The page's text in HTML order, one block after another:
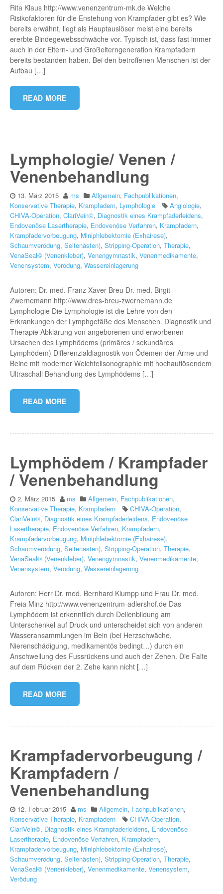
Rita Klaus http://www.venenzentrum-mk.de Welche
Risikofaktoren für die Enstehung von Krampfader gibt es? Wie
bereits erwähnt, liegt als Hauptauslöser meist eine bereits
ererbte Bindegewebsschwäche vor. Typisch ist, dass fast immer
auch in der Eltern- und Großelterngeneration Krampfadern
bereits bestanden haben. Bei den betroffenen Menschen ist der
Aufbau […]
READ MORE
Lymphologie/ Venen /
Venenbehandlung
13. März 2015 ms Allgemein, Fachpublikationen,
Konservative Therapie, Krampfadern, Lymphologie Angiologie,
CHIVA-Operation, ClariVein©, Diagnostik eines Krampfaderleidens,
Endovenöse Lasertherapie, Endovenöse Verfahren, Krampfadern,
Krampfadervorbeugung, Miniphlebektomie (Exhairese),
Schaumverödung, Seitenästen), Stripping-Operation, Therapie,
VenaSeal© (Venenkleber), Venengymnastik, Venenmedikamente,
Venensystem, Verödung, Wassereinlagerung
Autoren: Dr. med. Franz Xaver Breu Dr. med. Birgit
Zwernemann http://www.dres-breu-zwernemann.de
Lymphologie Die Lymphologie ist die Lehre von den
Erkrankungen der Lymphgefäße des Menschen. Diagnostik und
Therapie Abklärung von angeborenen und erworbenen
Ursachen des Lymphödems (primäres / sekundäres
Lymphödem) Differenzialdiagnostik von Ödemen der Arme und
Beine mit moderner Weichteilsonographie mit hochauflösendem
Ultraschall Behandlung des Lymphödems […]
READ MORE
Lymphödem / Krampfader
/ Venenbehandlung
2. März 2015 ms Allgemein, Fachpublikationen,
Konservative Therapie, Krampfadern CHIVA-Operation,
ClariVein©, Diagnostik eines Krampfaderleidens, Endovenöse
Lasertherapie, Endovenöse Verfahren, Krampfadern,
Krampfadervorbeugung, Miniphlebektomie (Exhairese),
Schaumverödung, Seitenästen), Stripping-Operation, Therapie,
VenaSeal© (Venenkleber), Venengymnastik, Venenmedikamente,
Venensystem, Verödung, Wassereinlagerung
Autoren: Herr Dr. med. Bernhard Klumpp und Frau Dr. med.
Freia Minz http://www.venenzentrum-adlershof.de Das
Lymphödem ist erkenntlich durch Dellenbildung am
Unterschenkel auf Druck und unterscheidet sich von anderen
Wasseransammlungen im Bein (bei Herzschwäche,
Nierenschädigung, medikamentös bedingt…) durch ein
Anschwellung des Fussrückens und auch der Zehen. Die Falte
auf dem Rücken der 2. Zehe kann nicht […]
READ MORE
Krampfadervorbeugung /
Krampfadern /
Venenbehandlung
12. Februar 2015 ms Allgemein, Fachpublikationen,
Konservative Therapie, Krampfadern CHIVA-Operation,
ClariVein©, Diagnostik eines Krampfaderleidens, Endovenöse
Lasertherapie, Endovenöse Verfahren, Krampfadern,
Krampfadervorbeugung, Miniphlebektomie (Exhairese),
Schaumverödung, Seitenästen), Stripping-Operation, Therapie,
VenaSeal© (Venenkleber), Venenmedikamente, Venensystem,
Verödung